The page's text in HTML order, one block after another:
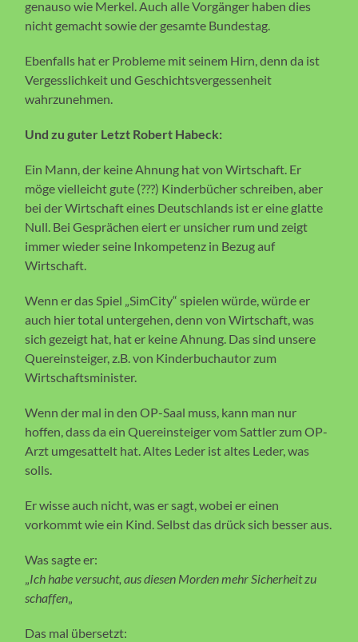
genauso wie Merkel. Auch alle Vorgänger haben dies
nicht gemacht sowie der gesamte Bundestag.
Ebenfalls hat er Probleme mit seinem Hirn, denn da ist
Vergesslichkeit und Geschichtsvergessenheit
wahrzunehmen.
Und zu guter Letzt Robert Habeck:
Ein Mann, der keine Ahnung hat von Wirtschaft. Er
möge vielleicht gute (???) Kinderbücher schreiben, aber
bei der Wirtschaft eines Deutschlands ist er eine glatte
Null. Bei Gesprächen eiert er unsicher rum und zeigt
immer wieder seine Inkompetenz in Bezug auf
Wirtschaft.
Wenn er das Spiel „SimCity“ spielen würde, würde er
auch hier total untergehen, denn von Wirtschaft, was
sich gezeigt hat, hat er keine Ahnung. Das sind unsere
Quereinsteiger, z.B. von Kinderbuchautor zum
Wirtschaftsminister.
Wenn der mal in den OP-Saal muss, kann man nur
hoffen, dass da ein Quereinsteiger vom Sattler zum OP-
Arzt umgesattelt hat. Altes Leder ist altes Leder, was
solls.
Er wisse auch nicht, was er sagt, wobei er einen
vorkommt wie ein Kind. Selbst das drück sich besser aus.
Was sagte er:
„Ich habe versucht, aus diesen Morden mehr Sicherheit zu
schaffen„
Das mal übersetzt: